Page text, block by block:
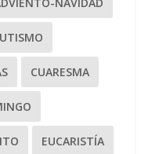
CUARESMA
EUCARISTÍA